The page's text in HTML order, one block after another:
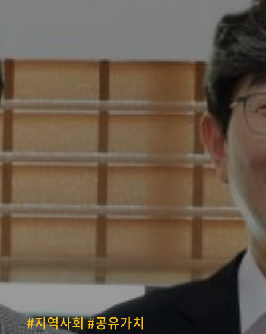
#지역사회 #공유가치